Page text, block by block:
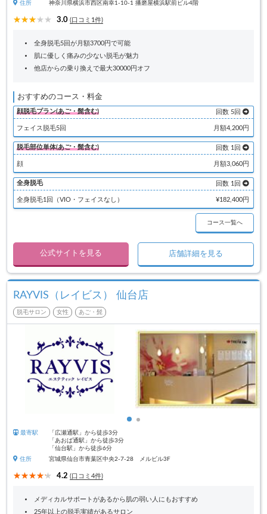
住所
神奈川県横浜市西区南幸1-10-1 播磨屋横浜駅前ビル4階
3.0 (口コミ1件)
全身脱毛5回が月額3700円で可能
肌に優しく痛みの少ない脱毛が魅力
他店からの乗り換えで最大30000円オフ
おすすめのコース・料金
顔脱毛プラン(あご・髭含む) 回数 5回
フェイス脱毛5回 月額4,200円
脱毛部位単体(あご・髭含む) 回数 1回
顔 月額3,060円
全身脱毛 回数 1回
全身脱毛1回（VIO・フェイスなし） ¥182,400円
コース一覧へ
公式サイトを見る 店舗詳細を見る
RAYVIS（レイビス） 仙台店
脱毛サロン 女性 あご・髭
最寄駅
「広瀬通駅」から徒歩3分
「あおば通駅」から徒歩3分
「仙台駅」から徒歩6分
住所
宮城県仙台市青葉区中央2-7-28 メルビル3F
4.2 (口コミ4件)
メディカルサポートがあるから肌の弱い人にもおすすめ
25年以上の脱毛実績があるサロン